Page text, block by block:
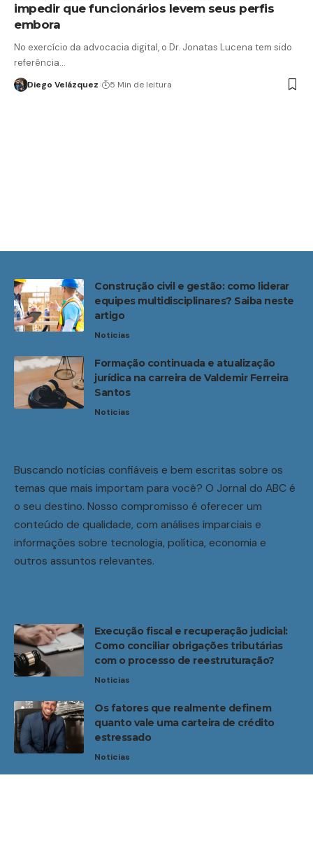
impedir que funcionários levem seus perfis
embora
No exercício da advocacia digital, o Dr. Jonatas Lucena tem sido
referência…
Diego Velázquez 5 Min de leitura
Construção civil e gestão: como liderar
equipes multidisciplinares? Saiba neste
artigo
Noticias
Formação continuada e atualização
jurídica na carreira de Valdemir Ferreira
Santos
Noticias
Buscando notícias confiáveis e bem escritas sobre os
temas que mais importam para você? O Jornal do ABC é
o seu destino. Nosso compromisso é oferecer um
conteúdo de qualidade, com análises imparciais e
informações sobre tecnologia, política, economia e
outros assuntos relevantes.
Execução fiscal e recuperação judicial:
Como conciliar obrigações tributárias
com o processo de reestruturação?
Noticias
Os fatores que realmente definem
quanto vale uma carteira de crédito
estressado
Noticias